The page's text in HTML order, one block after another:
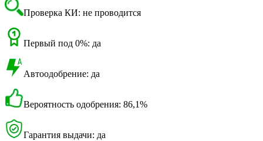
Проверка КИ: не проводится
Первый под 0%: да
Автоодобрение: да
Вероятность одобрения: 86,1%
Гарантия выдачи: да